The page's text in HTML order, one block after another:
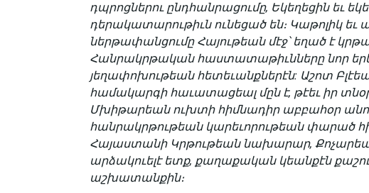
դպրոցներու ընդհանրացումը, Եկեղեցին եւ
դերակատարութիւն ունեցած են։ Կաթոլիկ
ներթափանցումը Հայութեան մէջ՝ եղած է
Հանրակրթական հաստատաթիւնները նոր
յեղափոխութեան հետեւանքներէն: Աշոտ
համակարգի հաւատացեալ մըն է, թէեւ իր
Մխիթարեան ուխտի հիմնադիր աբբահօր
հանրակրթութեան կարեւո­րութեան փարած
Հայաստանի Կրթութեան նախարար,
արձակուելէ ետք, քաղաքական կեանքէն
աշխատանքին։